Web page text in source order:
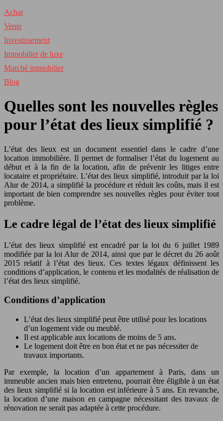
Achat
Vente
Investissement
Immobilier de luxe
Marché immobilier
Blog
Quelles sont les nouvelles règles
pour l’état des lieux simplifié ?
L’état des lieux est un document essentiel dans le cadre d’une
location immobilière. Il permet de formaliser l’état du logement au
début et à la fin de la location, afin de prévenir les litiges entre
locataire et propriétaire. L’état des lieux simplifié, introduit par la loi
Alur de 2014, a simplifié la procédure et réduit les coûts, mais il est
important de bien comprendre ses nouvelles règles pour éviter tout
problème.
Le cadre légal de l’état des lieux simplifié
L’état des lieux simplifié est encadré par la loi du 6 juillet 1989
modifiée par la loi Alur de 2014, ainsi que par le décret du 26 août
2015 relatif à l’état des lieux. Ces textes légaux définissent les
conditions d’application, le contenu et les modalités de réalisation de
l’état des lieux simplifié.
Conditions d’application
L’état des lieux simplifié peut être utilisé pour les locations
d’un logement vide ou meublé.
Il est applicable aux locations de moins de 5 ans.
Le logement doit être en bon état et ne pas nécessiter de
travaux importants.
Par exemple, la location d’un appartement à Paris, dans un
immeuble ancien mais bien entretenu, pourrait être éligible à un état
des lieux simplifié si la location est inférieure à 5 ans. En revanche,
la location d’une maison en campagne nécessitant des travaux de
rénovation ne serait pas adaptée à cette procédure.